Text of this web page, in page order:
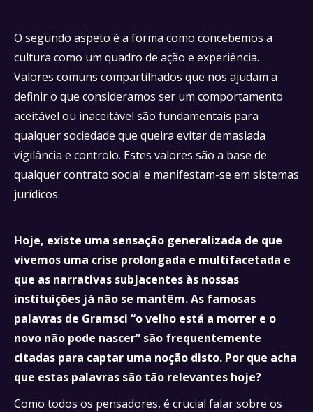
O segundo aspeto é a forma como concebemos a
cultura como um quadro de ação e experiência.
Valores comuns compartilhados que nos ajudam a
definir o que consideramos ser um comportamento
aceitável ou inaceitável são fundamentais para
qualquer sociedade que queira evitar demasiada
vigilância e controlo. Estes valores são a base de
qualquer contrato social e manifestam-se em sistemas
jurídicos.
Hoje, existe uma sensação generalizada de que
vivemos uma crise prolongada e multifacetada e
que as narrativas subjacentes às nossas
instituições já não se mantêm. As famosas
palavras de Gramsci “o velho está a morrer e o
novo não pode nascer” são frequentemente
citadas para captar uma noção disto. Por que acha
que estas palavras são tão relevantes hoje?
Como todos os pensadores, é crucial falar sobre os